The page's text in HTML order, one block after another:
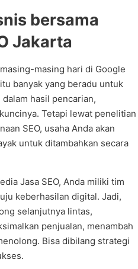
bersama
Jakarta
masing hari di Google
banyak yang beradu untuk
hasil pencarian,
Tetapi lewat penelitian
SEO, usaha Anda akan
untuk ditambahkan secara
Jasa SEO, Anda miliki tim
keberhasilan digital. Jadi,
selanjutnya lintas,
penjualan, menambah
Bisa dibilang strategi